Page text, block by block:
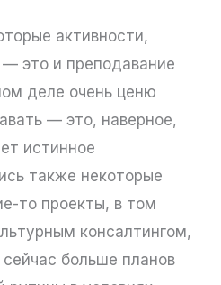
активности,
это и преподавание
деле очень ценю
— это, наверное,
истинное
также некоторые
то проекты, в том
консалтингом,
больше планов